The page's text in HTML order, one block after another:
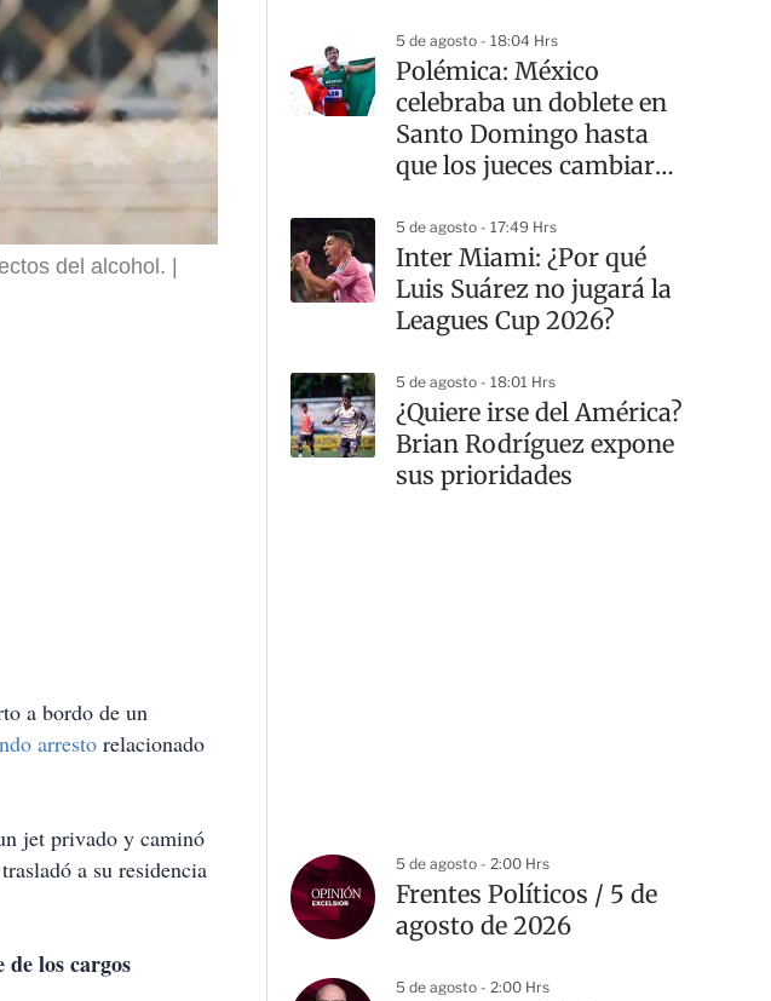
del alcohol.
a bordo de un
arresto relacionado
jet privado y caminó
a su residencia
los cargos
5 de agosto - 18:04 Hrs
Polémica: México
celebraba un doblete en
Santo Domingo hasta
que los jueces cambiaron
metros
5 de agosto - 17:49 Hrs
Inter Miami: ¿Por qué
Luis Suárez no jugará la
Leagues Cup 2026?
5 de agosto - 18:01 Hrs
¿Quiere irse del América?
Brian Rodríguez expone
sus prioridades
5 de agosto - 2:00 Hrs
Frentes Políticos / 5 de
agosto de 2026
5 de agosto - 2:00 Hrs